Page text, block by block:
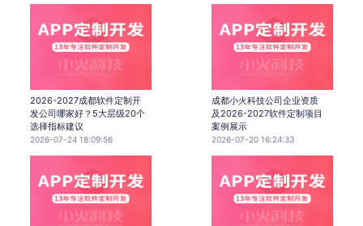
2026-2027成都软件定制开
发公司哪家好？5大层级20个
选择指标建议
2026-07-24 18:09:56
成都小火科技公司企业资质
及2026-2027软件定制项目
案例展示
2026-07-20 16:24:33